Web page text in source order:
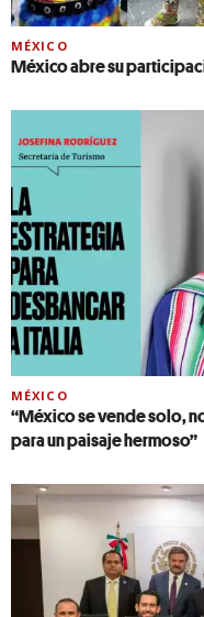
MÉXICO
México abre su
MÉXICO
“México se vende solo,
para un paisaje hermoso”